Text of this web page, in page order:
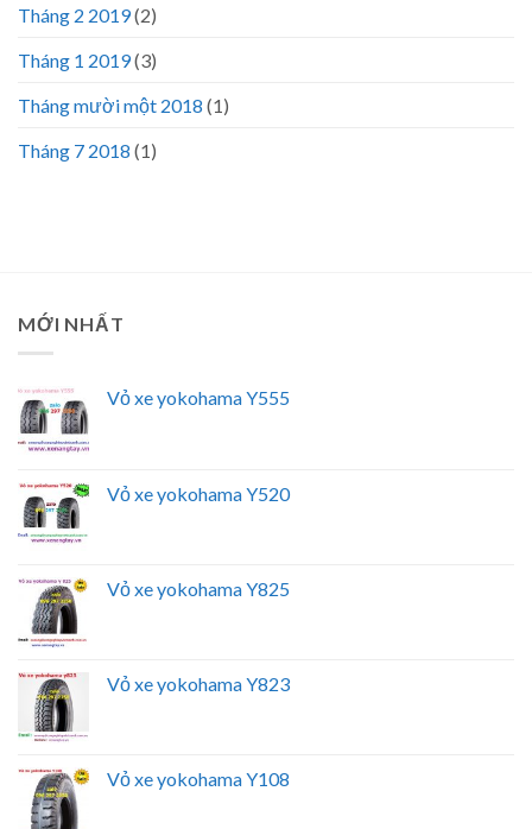
Tháng 2 2019(2)
Tháng 1 2019(3)
Tháng mười một 2018 (1)
Tháng 7 2018 (1)
MỚI NHẤT
Vỏ xe yokohama Y555
Vỏ xe yokohama Y520
Vỏ xe yokohama Y825
Vỏ xe yokohama Y823
Vỏ xe yokohama Y108